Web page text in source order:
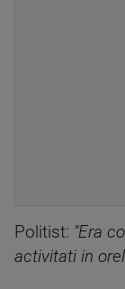
Politist: "Era
activitati in